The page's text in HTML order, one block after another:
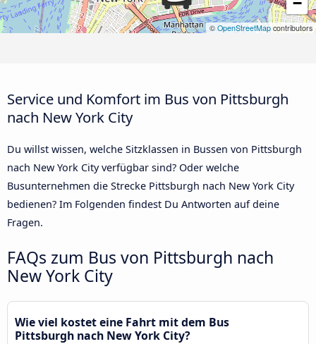
© OpenStreetMapcontributors
Service und Komfort im Bus von Pittsburgh
nach New York City
Du willst wissen, welche Sitzklassen in Bussen von Pittsburgh
nach New York City verfügbar sind? Oder welche
Busunternehmen die Strecke Pittsburgh nach New York City
bedienen? Im Folgenden findest Du Antworten auf deine
Fragen.
FAQs zum Bus von Pittsburgh nach
New York City
Wie viel kostet eine Fahrt mit dem Bus
Pittsburgh nach New York City?